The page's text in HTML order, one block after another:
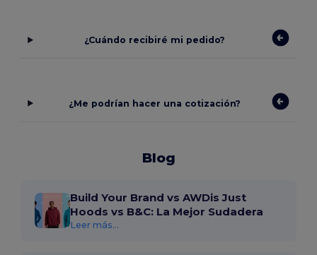
¿Cuándo recibiré mi pedido?
¿Me podrían hacer una cotización?
Blog
Build Your Brand vs AWDis Just
Hoods vs B&C: La Mejor Sudadera
Leer más...